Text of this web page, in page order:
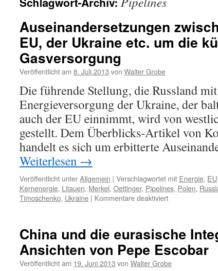
Auseinandersetzungen
EU, der Ukraine etc. um die
Gasversorgung
Veröffentlicht am 8. Juli 2013 von Walter Grobe
Die führende Stellung, die Russland
Energieversorgung der Ukraine, der
auch der EU einnimmt, wird von
gestellt. Dem Überblicks-Artikel von
handelt es sich um erbitterte
Weiterlesen →
Veröffentlicht unterAllgemein | Verschlagwortet mit Energie, EU
Kernenergie, Litauen, Merkel, Oettinger, Pipelines, Polen,
Timoschenko, Ukraine | Kommentare deaktiviertfür
der
EU,
der
Ukraine
China und die eurasische
Ansichten von Pepe Escobar
Veröffentlicht am 19. Juni 2013 von Walter Grobe